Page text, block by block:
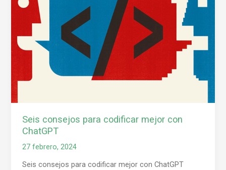
Seis consejos para codificar mejor con
ChatGPT
27 febrero, 2024
Seis consejos para codificar mejor con ChatGPT
codificar
mejor
con
ChatGPT